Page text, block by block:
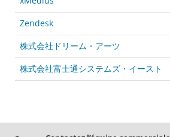
Zendesk
株式会社ドリーム・アーツ
株式会社富士通システムズ・イースト